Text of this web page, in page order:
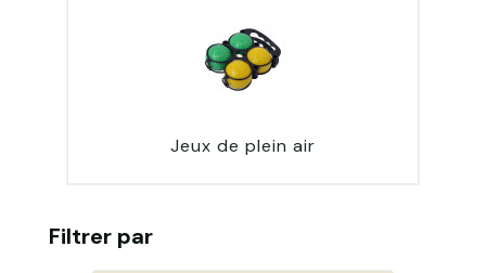
Jeux de plein air
Filtrer par